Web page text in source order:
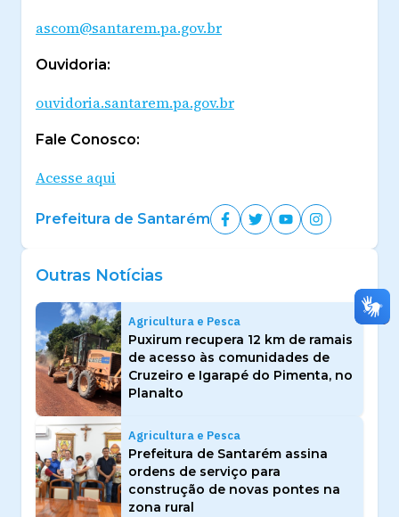
ascom@santarem.pa.gov.br
Ouvidoria:
ouvidoria.santarem.pa.gov.br
Fale Conosco:
Acesse aqui
Prefeitura de Santarém
Outras Notícias
Agricultura e Pesca
Puxirum recupera 12 km de ramais
de acesso às comunidades de
Cruzeiro e Igarapé do Pimenta, no
Planalto
Agricultura e Pesca
Prefeitura de Santarém assina
ordens de serviço para
construção de novas pontes na
zona rural